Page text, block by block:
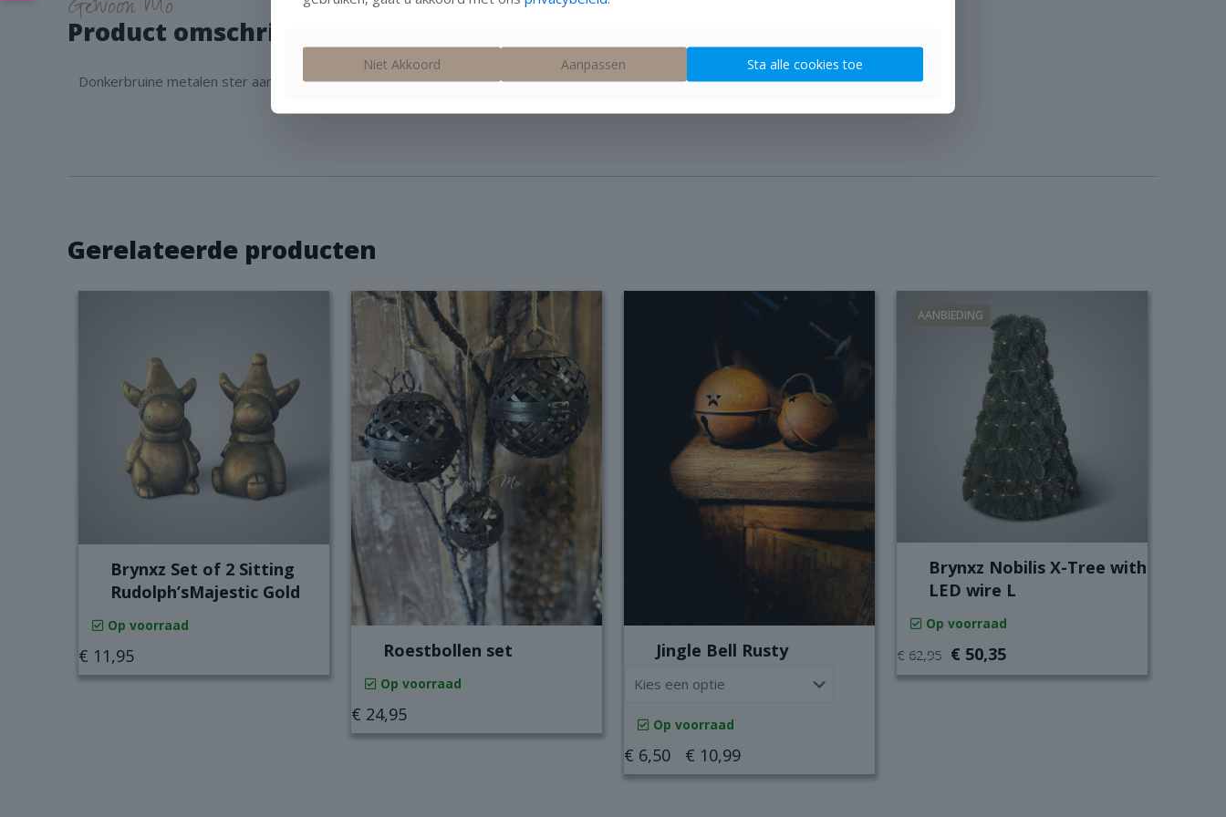
Gewoon Mo
Product omschrijving
Donkerbruine metalen ster aan een lint.
Gerelateerde producten
Brynxz Set of 2 Sitting
Rudolph’sMajestic Gold
Op voorraad
€ 11,95 Roestbollen set
Op voorraad
€ 24,95
Jingle Bell Rusty
Op voorraad
€ 6,50 € 10,99Prijsklasse:
€ 6,50
AANBIEDING
Brynxz Nobilis X­-Tree with
LED wire L
Op voorraad
€ 62,95 Oorspronkelijke
prijs
€ 50,35Huidige
prijs
Niet Akkoord Aanpassen Sta alle cookies toe